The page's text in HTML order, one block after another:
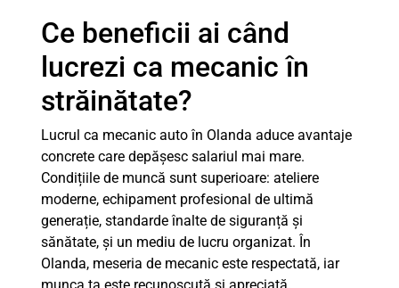
Ce beneficii ai când
lucrezi ca mecanic în
străinătate?
Lucrul ca mecanic auto în Olanda aduce avantaje
concrete care depășesc salariul mai mare.
Condițiile de muncă sunt superioare: ateliere
moderne, echipament profesional de ultimă
generație, standarde înalte de siguranță și
sănătate, și un mediu de lucru organizat. În
Olanda, meseria de mecanic este respectată, iar